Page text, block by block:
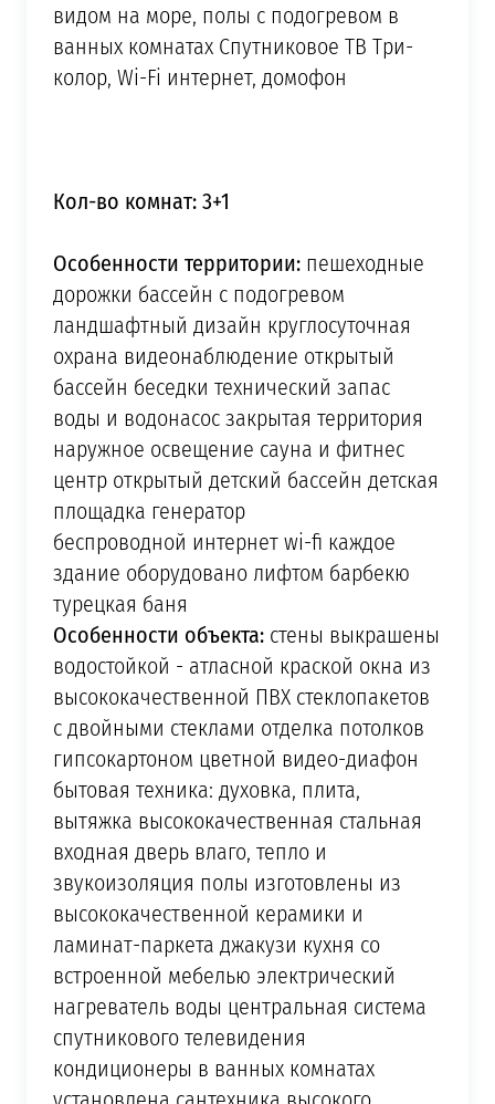
видом на море, полы с подогревом в
ванных комнатах Спутниковое ТВ Три-
колор, Wi-Fi интернет, домофон
Кол-во комнат: 3+1
Особенности территории: пешеходные
дорожки бассейн с подогревом
ландшафтный дизайн круглосуточная
охрана видеонаблюдение открытый
бассейн беседки технический запас
воды и водонасос закрытая территория
наружное освещение сауна и фитнес
центр открытый детский бассейн детская
площадка генератор
беспроводной интернет wi-fi каждое
здание оборудовано лифтом барбекю
турецкая баня
Особенности объекта: стены выкрашены
водостойкой - атласной краской окна из
высококачественной ПВХ стеклопакетов
с двойными стеклами отделка потолков
гипсокартоном цветной видео-диафон
бытовая техника: духовка, плита,
вытяжка высококачественная стальная
входная дверь влаго, тепло и
звукоизоляция полы изготовлены из
высококачественной керамики и
ламинат-паркета джакузи кухня со
встроенной мебелью электрический
нагреватель воды центральная система
спутникового телевидения
кондиционеры в ванных комнатах